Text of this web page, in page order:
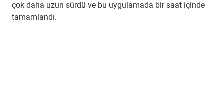
çok daha uzun sürdü ve bu uygulamada bir saat içinde
tamamlandı.